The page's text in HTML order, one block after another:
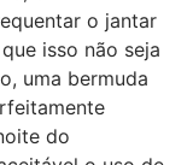
o jantar
isso não seja
uma bermuda
do